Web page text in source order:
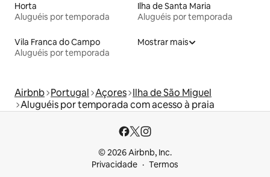
Horta
Aluguéis por temporada
Ilha de Santa Maria
Aluguéis por temporada
Vila Franca do Campo
Aluguéis por temporada
Mostrar mais
Airbnb Portugal Açores Ilha de São Miguel
Aluguéis por temporada com acesso à praia
© 2026 Airbnb, Inc.
Privacidade
Termos